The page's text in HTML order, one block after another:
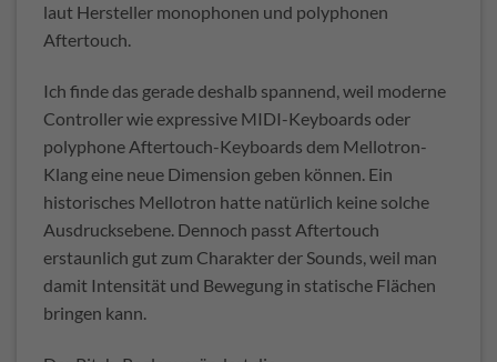
laut Hersteller monophonen und polyphonen
Aftertouch.
Ich finde das gerade deshalb spannend, weil moderne
Controller wie expressive MIDI-Keyboards oder
polyphone Aftertouch-Keyboards dem Mellotron-
Klang eine neue Dimension geben können. Ein
historisches Mellotron hatte natürlich keine solche
Ausdrucksebene. Dennoch passt Aftertouch
erstaunlich gut zum Charakter der Sounds, weil man
damit Intensität und Bewegung in statische Flächen
bringen kann.